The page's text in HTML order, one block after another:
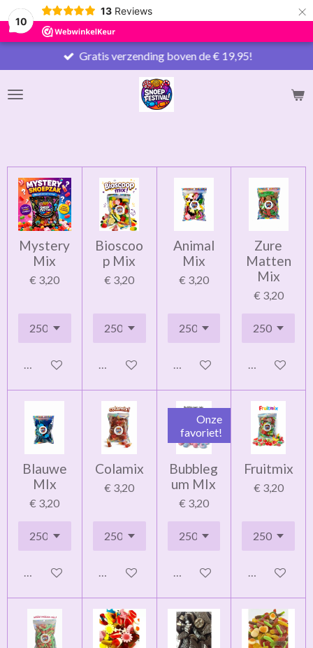
10
13 Reviews ×
Gratis verzending boven de € 19,95!
Mystery
Mix
€ 3,20
In winkelwagen
Bioscoo
p Mix
€ 3,20
In winkelwagen
Animal
Mix
€ 3,20
In winkelwagen
Zure
Matten
Mix
€ 3,20
In
Blauwe
MIx
€ 3,20
In winkelwagen
Colamix
€ 3,20
In winkelwagen
Onze
favoriet!
Bubbleg
um MIx
€ 3,20
In winkelwagen
Fruitmix
€ 3,20
In